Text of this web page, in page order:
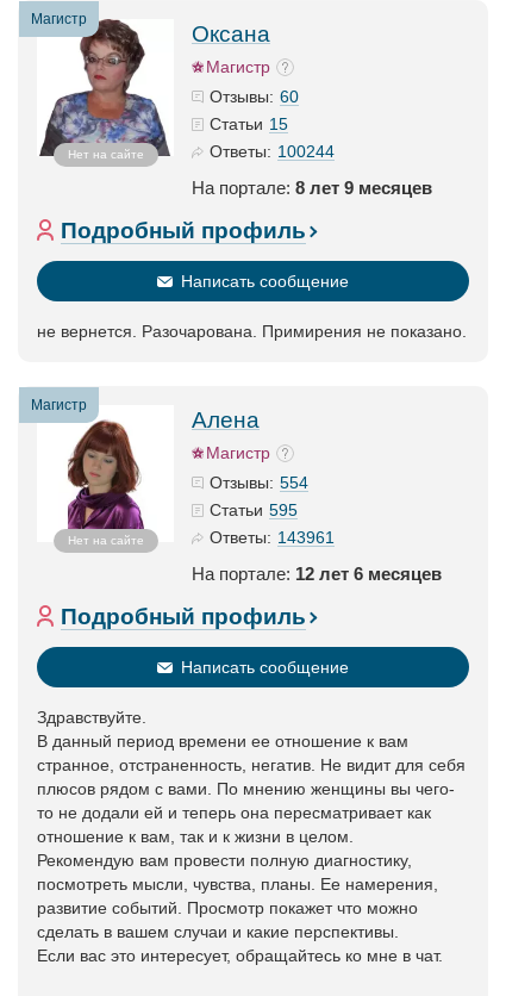
Магистр
Нет на сайте
Оксана
Магистр
Отзывы: 60
Статьи 15
Ответы: 100244
На портале: 8 лет 9 месяцев
Подробный профиль
Написать сообщение
не вернется. Разочарована. Примирения не показано.
Магистр
Нет на сайте
Алена
Магистр
Отзывы: 554
Статьи 595
Ответы: 143961
На портале: 12 лет 6 месяцев
Подробный профиль
Написать сообщение
Здравствуйте.
В данный период времени ее отношение к вам
странное, отстраненность, негатив. Не видит для себя
плюсов рядом с вами. По мнению женщины вы чего-
то не додали ей и теперь она пересматривает как
отношение к вам, так и к жизни в целом.
Рекомендую вам провести полную диагностику,
посмотреть мысли, чувства, планы. Ее намерения,
развитие событий. Просмотр покажет что можно
сделать в вашем случаи и какие перспективы.
Если вас это интересует, обращайтесь ко мне в чат.